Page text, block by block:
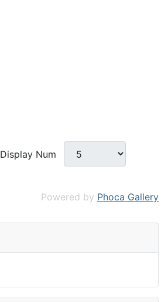
Display Num
Powered by Phoca Gallery